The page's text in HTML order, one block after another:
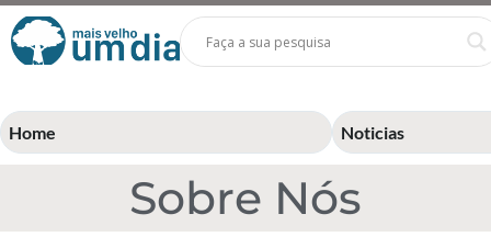
Home Noticias
Sobre Nós